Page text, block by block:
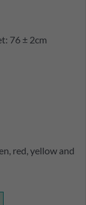
76 ± 2cm
red, yellow and